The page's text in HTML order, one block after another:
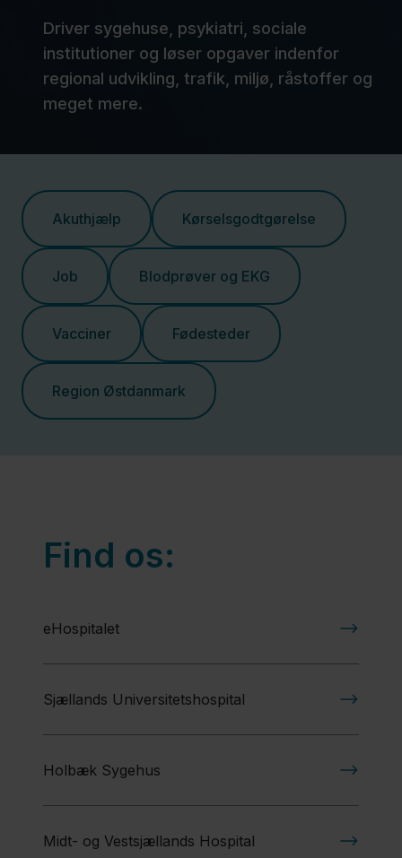
Driver sygehuse, psykiatri, sociale
institutioner og løser opgaver indenfor
regional udvikling, trafik, miljø, råstoffer og
meget mere.
Akuthjælp Kørselsgodtgørelse
Job Blodprøver og EKG
Vacciner Fødesteder
Region Østdanmark
Find os:
eHospitalet
Sjællands Universitetshospital
Holbæk Sygehus
Midt- og Vestsjællands Hospital